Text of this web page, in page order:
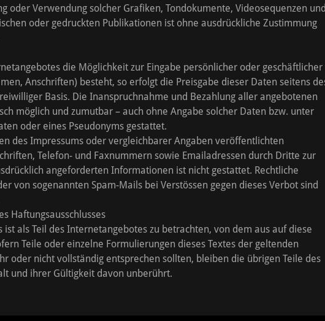
oder Verwendung solcher Grafiken, Tondokumente, Videosequenzen und
oder gedruckten Publikationen ist ohne ausdrückliche Zustimmung
die Möglichkeit zur Eingabe persönlicher oder geschäftlicher
Anschriften) besteht, so erfolgt die Preisgabe dieser Daten seitens
Basis. Die Inanspruchnahme und Bezahlung aller angebotenen
möglich und zumutbar – auch ohne Angabe solcher Daten bzw. unter
oder eines Pseudonyms gestattet.
des Impressums oder vergleichbarer Angaben veröffentlichten
Telefon- und Faxnummern sowie Emailadressen durch Dritte zur
angeforderten Informationen ist nicht gestattet. Rechtliche
von sogenannten Spam-Mails bei Verstössen gegen dieses Verbot sind
Haftungsausschlusses
ist als Teil des Internetangebotes zu betrachten, von dem aus auf diese
Teile oder einzelne Formulierungen dieses Textes der geltenden
oder nicht vollständig entsprechen sollten, bleiben die übrigen Teile des
und ihrer Gültigkeit davon unberührt.